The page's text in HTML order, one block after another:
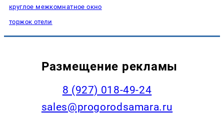
круглое межкомнатное окно
торжок отели
Размещение рекламы
8 (927) 018-49-24
sales@progorodsamara.ru